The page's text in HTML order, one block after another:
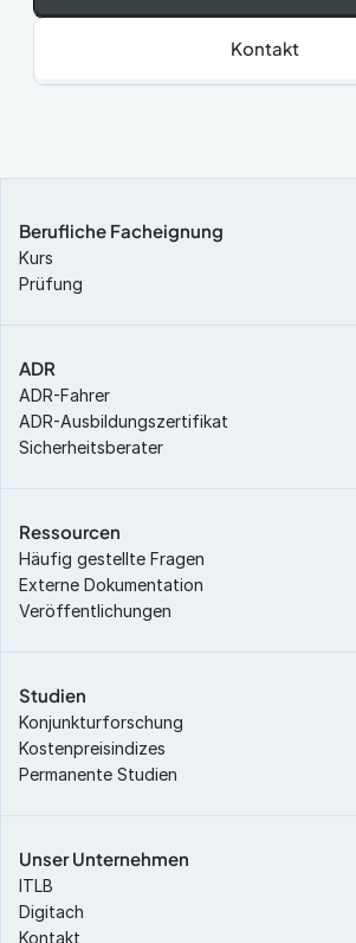
Kontakt
Berufliche Facheignung
Kurs
Prüfung
ADR
ADR-Fahrer
ADR-Ausbildungszertifikat
Sicherheitsberater
Ressourcen
Häufig gestellte Fragen
Externe Dokumentation
Veröffentlichungen
Studien
Konjunkturforschung
Kostenpreisindizes
Permanente Studien
Unser Unternehmen
ITLB
Digitach
Kontakt